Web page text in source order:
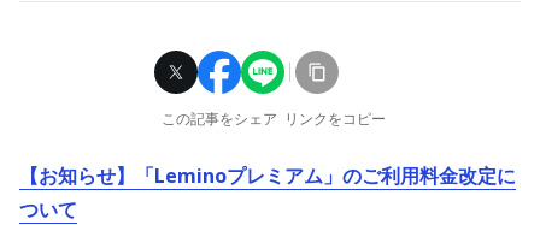
この記事をシェア リンクをコピー
【お知らせ】「Leminoプレミアム」のご利用料金改定に
ついて